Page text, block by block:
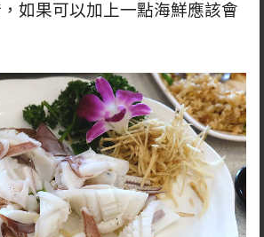
如果可以加上一點海鮮應該會